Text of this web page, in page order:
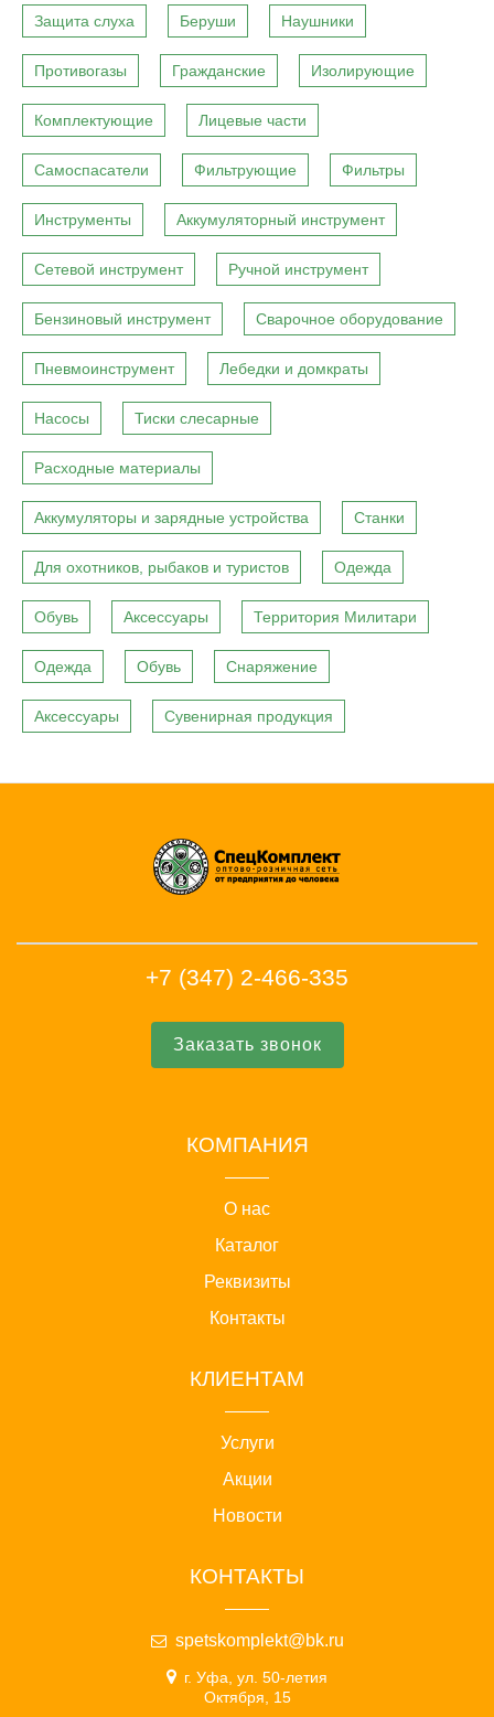
Защита слуха Беруши Наушники
Противогазы Гражданские Изолирующие
Комплектующие Лицевые части
Самоспасатели Фильтрующие Фильтры
Инструменты Аккумуляторный инструмент
Сетевой инструмент Ручной инструмент
Бензиновый инструмент Сварочное оборудование
Пневмоинструмент Лебедки и домкраты
Насосы Тиски слесарные
Расходные материалы
Аккумуляторы и зарядные устройства Станки
Для охотников, рыбаков и туристов Одежда
Обувь Аксессуары Территория Милитари
Одежда Обувь Снаряжение
Аксессуары Сувенирная продукция
+7 (347) 2-466-335
Заказать звонок
КОМПАНИЯ
О нас
Каталог
Реквизиты
Контакты
КЛИЕНТАМ
Услуги
Акции
Новости
КОНТАКТЫ
spetskomplekt@bk.ru
г. Уфа, ул. 50-летия
Октября, 15